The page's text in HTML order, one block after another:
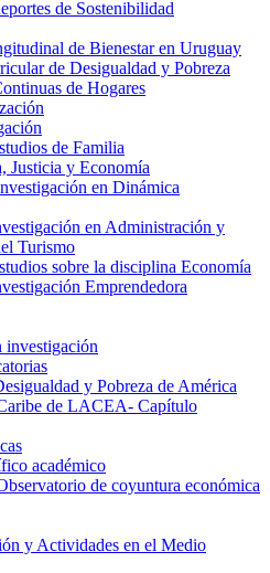
de Sostenibilidad
de Bienestar en Uruguay
de Desigualdad y Pobreza
de Hogares
de Familia
Justicia y Economía
en Dinámica
en Administración y
Turismo
sobre la disciplina Economía
Emprendedora
investigación
y Pobreza de América
de LACEA- Capítulo
académico
de coyuntura económica
y Actividades en el Medio